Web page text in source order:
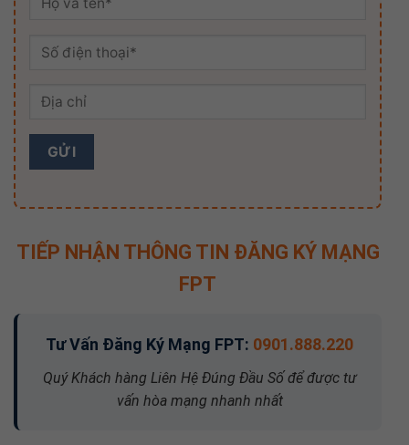
TIẾP NHẬN THÔNG TIN ĐĂNG KÝ MẠNG
FPT
Tư Vấn Đăng Ký Mạng FPT: 0901.888.220
Quý Khách hàng Liên Hệ Đúng Đầu Số để được tư
vấn hòa mạng nhanh nhất